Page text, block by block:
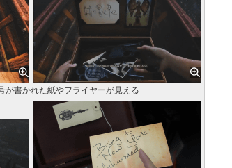
が書かれた紙やフライヤーが見える